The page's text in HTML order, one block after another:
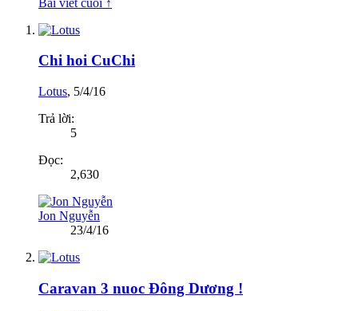
Chi hoi CuChi
Lotus, 5/4/16
Trả lời:
5
Đọc:
2,630
Jon Nguyễn
23/4/16
Caravan 3 nuoc Đông Dương !